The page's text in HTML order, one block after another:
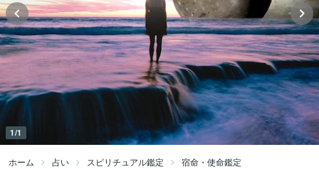
1/1
ホーム 占い スピリチュアル鑑定 宿命・使命鑑定